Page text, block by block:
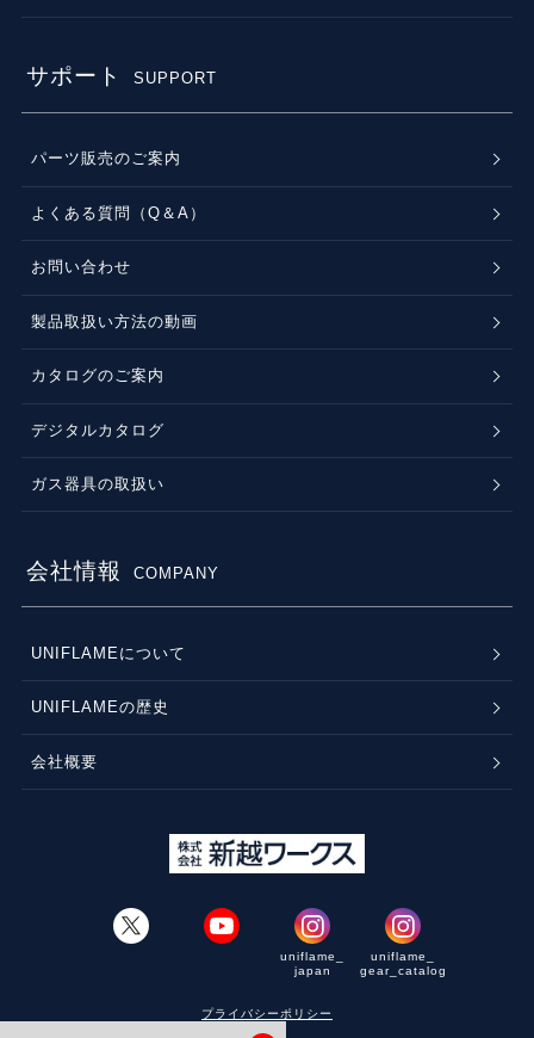
サポート SUPPORT
パーツ販売のご案内
よくある質問（Q＆A）
お問い合わせ
製品取扱い方法の動画
カタログのご案内
デジタルカタログ
ガス器具の取扱い
会社情報 COMPANY
UNIFLAMEについて
UNIFLAMEの歴史
会社概要
uniflame_
japan
uniflame_
gear_catalog
プライバシーポリシー